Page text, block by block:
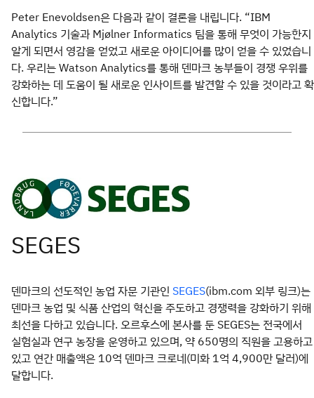
Peter Enevoldsen은 다음과 같이 결론을 내립니다. “IBM
Analytics 기술과 Mjølner Informatics 팀을 통해 무엇이 가능한지
알게 되면서 영감을 얻었고 새로운 아이디어를 많이 얻을 수 있었습니
다. 우리는 Watson Analytics를 통해 덴마크 농부들이 경쟁 우위를
강화하는 데 도움이 될 새로운 인사이트를 발견할 수 있을 것이라고 확
신합니다.”
덴마크의 선도적인 농업 자문 기관인 SEGES(ibm.com 외부 링크)는
덴마크 농업 및 식품 산업의 혁신을 주도하고 경쟁력을 강화하기 위해
최선을 다하고 있습니다. 오르후스에 본사를 둔 SEGES는 전국에서
실험실과 연구 농장을 운영하고 있으며, 약 650명의 직원을 고용하고
있고 연간 매출액은 10억 덴마크 크로네(미화 1억 4,900만 달러)에
달합니다.